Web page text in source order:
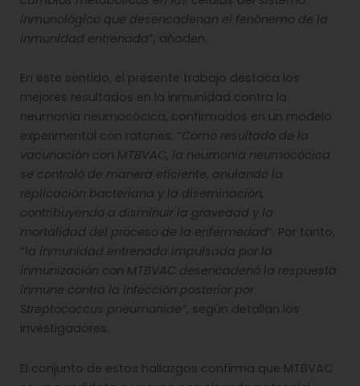
inmunológico que desencadenan el fenónemo de la
inmunidad entrenada”, añaden.
En este sentido, el presente trabajo destaca los
mejores resultados en la inmunidad contra la
neumonía neumocócica, confirmados en un modelo
experimental con ratones. “Como resultado de la
vacunación con MTBVAC, la neumonía neumocócica
se controló de manera eficiente, anulando la
replicación bacteriana y la diseminación,
contribuyendo a disminuir la gravedad y la
mortalidad del proceso de la enfermedad”. Por tanto,
“la inmunidad entrenada impulsada por la
inmunización con MTBVAC desencadenó la respuesta
inmune contra la infección posterior por
Streptococcus pneumoniae”, según detallan los
investigadores.
El conjunto de estos hallazgos confirma que MTBVAC